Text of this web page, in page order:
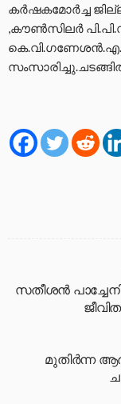
കർഷകമോർച്ച
,കൗണ്‍സിലര്‍
സതീശൻ
മുതിർന്ന